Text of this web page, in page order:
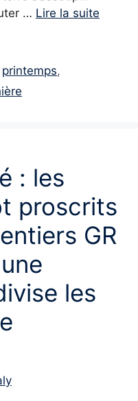
… Lire la suite
printemps,
: les
proscrits
GR
les